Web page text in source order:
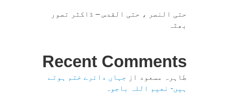
حتی النصر ، حتی القدس – ڈاکٹر تصور
بھٹہ
Recent Comments
طاہرہ مسعود از جہاں دائرے ختم ہوتے
ہیں- نعیم اللہ باجوہ